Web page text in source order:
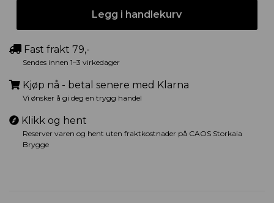
Legg i handlekurv
Fast frakt 79,-
Sendes innen 1–3 virkedager
Kjøp nå - betal senere med Klarna
Vi ønsker å gi deg en trygg handel
Klikk og hent
Reserver varen og hent uten fraktkostnader på CAOS Storkaia
Brygge